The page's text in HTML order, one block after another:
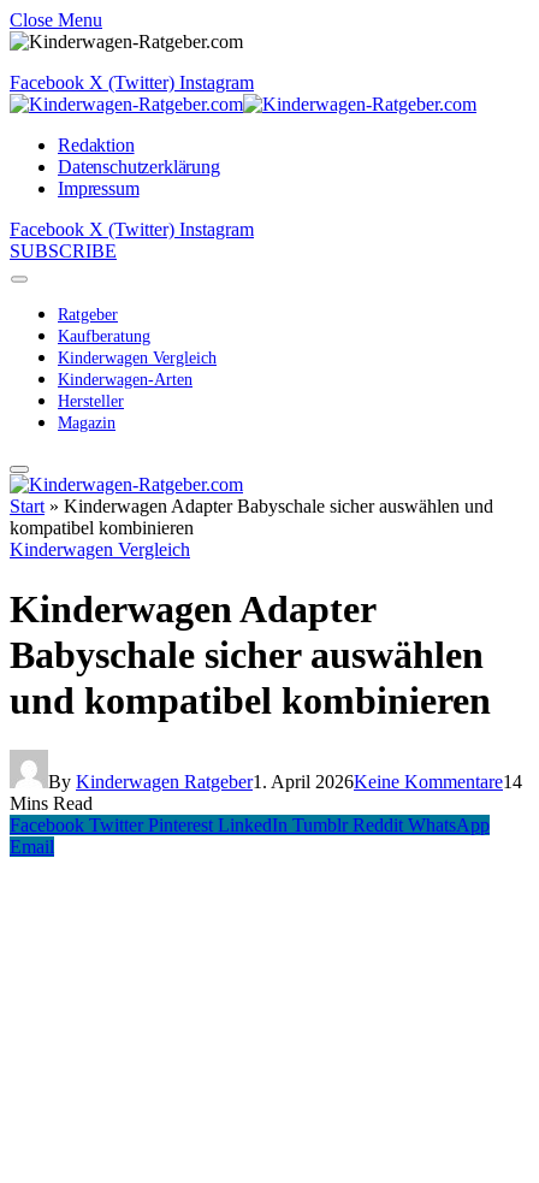
Close Menu
Facebook X (Twitter) Instagram
Redaktion
Datenschutzerklärung
Impressum
Facebook X (Twitter) Instagram
SUBSCRIBE
Ratgeber
Kaufberatung
Kinderwagen Vergleich
Kinderwagen-Arten
Hersteller
Magazin
Start » Kinderwagen Adapter Babyschale sicher auswählen und
kompatibel kombinieren
Kinderwagen Vergleich
Kinderwagen Adapter
Babyschale sicher auswählen
und kompatibel kombinieren
By Kinderwagen Ratgeber1. April 2026Keine Kommentare14
Mins Read
Facebook Twitter Pinterest LinkedIn Tumblr Reddit WhatsApp
Email